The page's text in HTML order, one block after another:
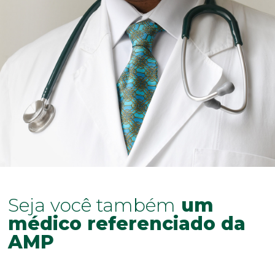
Seja você também um
médico referenciado da
AMP